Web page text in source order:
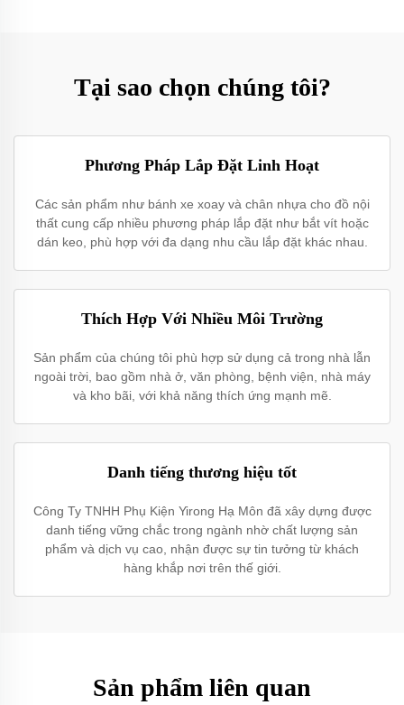
Tại sao chọn chúng tôi?
Phương Pháp Lắp Đặt Linh Hoạt
Các sản phẩm như bánh xe xoay và chân nhựa cho đồ nội
thất cung cấp nhiều phương pháp lắp đặt như bắt vít hoặc
dán keo, phù hợp với đa dạng nhu cầu lắp đặt khác nhau.
Thích Hợp Với Nhiều Môi Trường
Sản phẩm của chúng tôi phù hợp sử dụng cả trong nhà lẫn
ngoài trời, bao gồm nhà ở, văn phòng, bệnh viện, nhà máy
và kho bãi, với khả năng thích ứng mạnh mẽ.
Danh tiếng thương hiệu tốt
Công Ty TNHH Phụ Kiện Yirong Hạ Môn đã xây dựng được
danh tiếng vững chắc trong ngành nhờ chất lượng sản
phẩm và dịch vụ cao, nhận được sự tin tưởng từ khách
hàng khắp nơi trên thế giới.
Sản phẩm liên quan